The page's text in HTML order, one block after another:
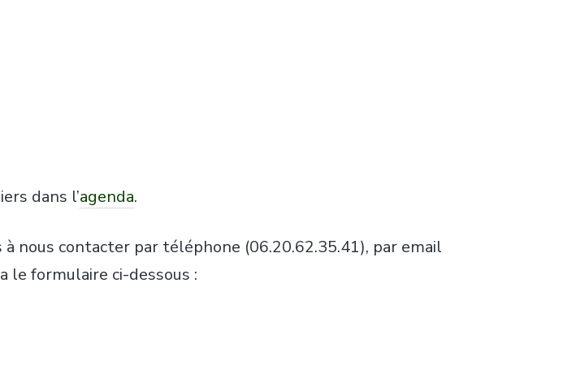
dans l’agenda.
nous contacter par téléphone (06.20.62.35.41), par email
le formulaire ci-dessous :